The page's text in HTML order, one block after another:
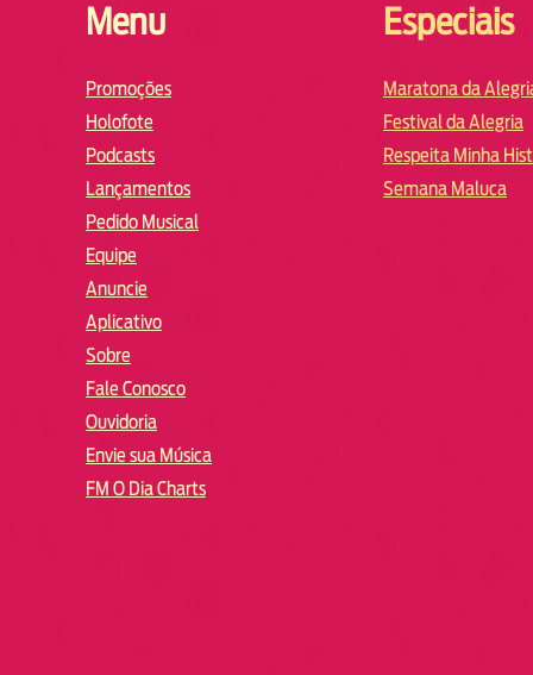
Menu
Promoções
Holofote
Podcasts
Lançamentos
Pedido Musical
Equipe
Anuncie
Aplicativo
Sobre
Fale Conosco
Ouvidoria
Envie sua Música
FM O Dia Charts
Especiais
Maratona da
Festival da Alegria
Respeita Minha
Semana Maluca